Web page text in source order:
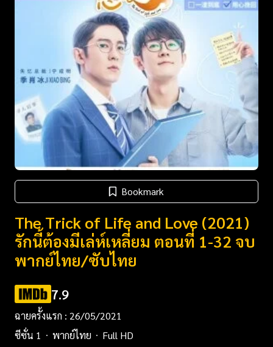
Bookmark
The Trick of Life and Love (2021)
รักนี้ต้องมีเล่ห์เหลี่ยม ตอนที่ 1-32 จบ
พากย์ไทย/ซับไทย
7.9
ฉายครั้งแรก : 26/05/2021
ซีซั่น 1
พากย์ไทย
Full HD